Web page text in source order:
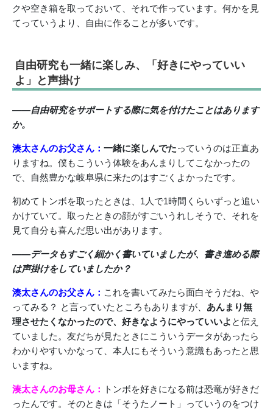
クや空き箱を取っておいて、それで作っています。何かを見
てっていうより、自由に作ることが多いです。
自由研究も一緒に楽しみ、「好きにやっていい
よ」と声掛け
――自由研究をサポートする際に気を付けたことはあります
か。
湊太さんのお父さん： 一緒に楽しんでたっていうのは正直あ
りますね。僕もこういう体験をあんまりしてこなかったの
で、自然豊かな岐阜県に来たのはすごくよかったです。
初めてトンボを取ったときは、1人で1時間くらいずっと追い
かけていて。取ったときの顔がすごいうれしそうで、それを
見て自分も喜んだ思い出があります。
――データもすごく細かく書いていましたが、書き進める際
は声掛けをしていましたか？
湊太さんのお父さん： これを書いてみたら面白そうだね、や
ってみる？ と言っていたところもありますが、 あんまり無
理させたくなかったので、好きなようにやっていいよ と伝え
ていました。友だちが見たときにこういうデータがあったら
わかりやすいかなって、本人にもそういう意識もあったと思
いますね。
湊太さんのお母さん：
トンボを好きになる前は恐竜が好きだ
ったんです。そのときは「そうたノート」っていうのをつけ